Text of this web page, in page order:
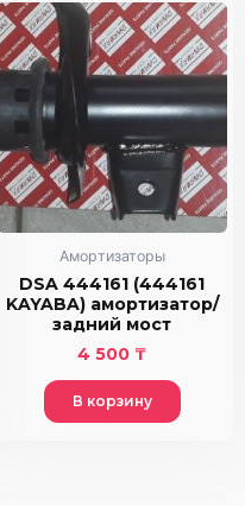
Амортизаторы
DSA 444161 (444161
KAYABA) амортизатор/
задний мост
4 500 ₸
В корзину